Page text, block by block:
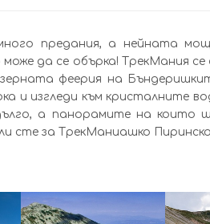
предания, а нейната
да се обърка! ТрекМания се
феерия на
и изгледи към кристалните
а панорамите на които
сте за ТрекМаниашко